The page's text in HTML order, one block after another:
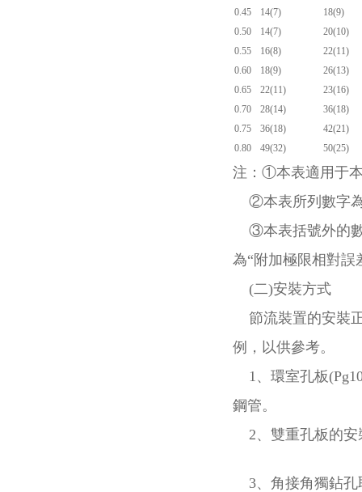
0.45
0.50
0.55
0.60
0.65
0.70
0.75
0.80
14(7)
14(7)
16(8)
18(9)
22(11)
28(14)
36(18)
49(32)
18(9)
20(10)
22(11)
26(13)
23(16)
36(18)
42(21)
50(25)
注：①本表適用于
②本表所列數字為
③本表括號外的數
為“附加極限相對誤
(二)安裝方式
節流裝置的安裝
例，以供參考。
1、環室孔板
鋼管。
2、雙重孔板的安
3、角接角獨鉆孔